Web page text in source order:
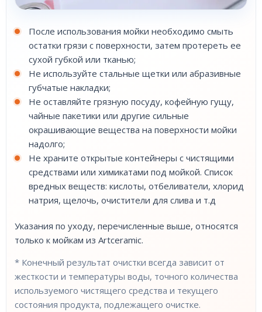
После использования мойки необходимо смыть
остатки грязи с поверхности, затем протереть ее
сухой губкой или тканью;
Не используйте стальные щетки или абразивные
губчатые накладки;
Не оставляйте грязную посуду, кофейную гущу,
чайные пакетики или другие сильные
окрашивающие вещества на поверхности мойки
надолго;
Не храните открытые контейнеры с чистящими
средствами или химикатами под мойкой. Список
вредных веществ: кислоты, отбеливатели, хлорид
натрия, щелочь, очистители для слива и т.д
Указания по уходу, перечисленные выше, относятся
только к мойкам из Artceramic.
* Конечный результат очистки всегда зависит от
жесткости и температуры воды, точного количества
используемого чистящего средства и текущего
состояния продукта, подлежащего очистке.